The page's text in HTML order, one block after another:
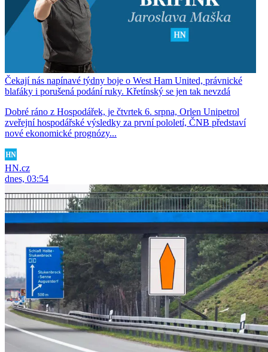
Čekají nás napínavé týdny boje o West Ham United, právnické
blafáky i porušená podání ruky. Křetínský se jen tak nevzdá
Dobré ráno z Hospodářek, je čtvrtek 6. srpna, Orlen Unipetrol
zveřejní hospodářské výsledky za první pololetí, ČNB představí
nové ekonomické prognózy...
HN.cz
dnes, 03:54